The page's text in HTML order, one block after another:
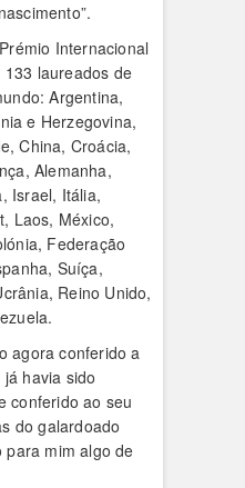
Internacional
laureados de
Argentina,
e Herzegovina,
China, Croácia,
Alemanha,
Israel, Itália,
Laos, México,
Federação
Suíça,
Reino Unido,
agora conferido a
havia sido
conferido ao seu
do galardoado
para mim algo de